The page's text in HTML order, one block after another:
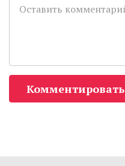
Комментировать